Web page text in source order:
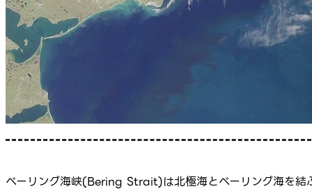
ベーリング海峡(Bering Strait)は北極海とベーリング海を結